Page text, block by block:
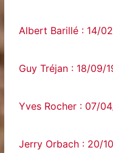
Albert Barillé : 14/
Guy Tréjan : 18/09/
Yves Rocher : 07/
Jerry Orbach : 20/